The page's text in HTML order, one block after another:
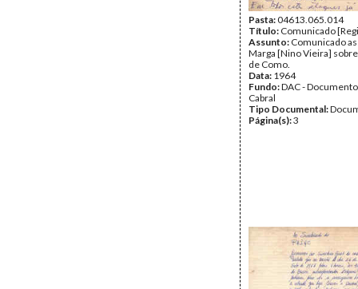
Tipo Documental:
Página(s):3
Pasta:04613.065.014
Título: Comunicado
Assunto: Comunicado
Marga [Nino Vieira] sobre
de Como.
Data: 1964
Fundo:DAC -
Cabral
Tipo Documental:
Página(s):3